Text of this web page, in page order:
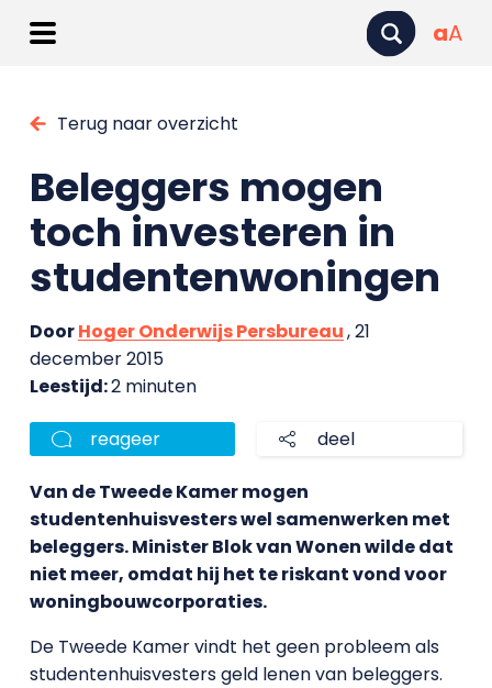
aA
Terug naar overzicht
Beleggers mogen
toch investeren in
studentenwoningen
DoorHoger Onderwijs Persbureau, 21
december 2015
Leestijd:2 minuten
reageer deel
Van de Tweede Kamer mogen
studentenhuisvesters wel samenwerken met
beleggers. Minister Blok van Wonen wilde dat
niet meer, omdat hij het te riskant vond voor
woningbouwcorporaties.
De Tweede Kamer vindt het geen probleem als
studentenhuisvesters geld lenen van beleggers.